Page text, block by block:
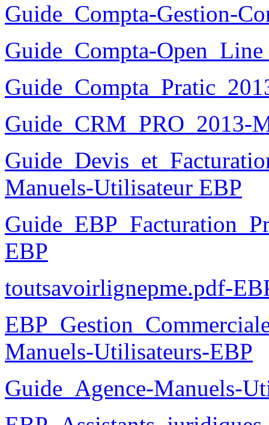
Guide_Compta-Gestion-
Guide_Compta-
Guide_CRM_PRO_2013-
Manuels-Utilisateur EBP
EBP
toutsavoirlignepme.pdf-
Manuels-Utilisateurs-EBP
Guide_Agence-Manuels-